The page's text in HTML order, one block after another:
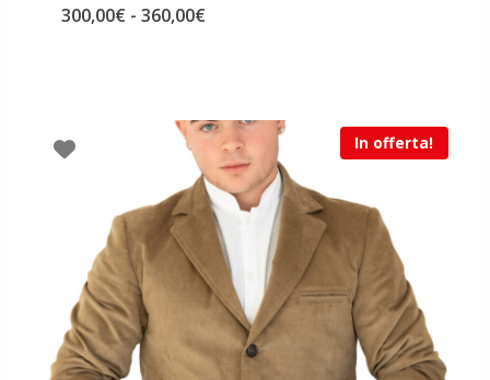
300,00€ - 360,00€Fascia
da
300,00€
a
360,00€
In offerta!